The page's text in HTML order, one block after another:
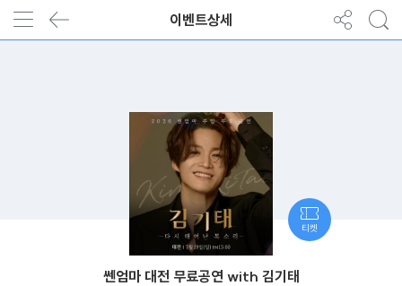
이벤트상세
쎈엄마 대전 무료공연 with 김기태
티켓